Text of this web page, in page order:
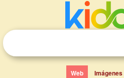
Web Imágenes